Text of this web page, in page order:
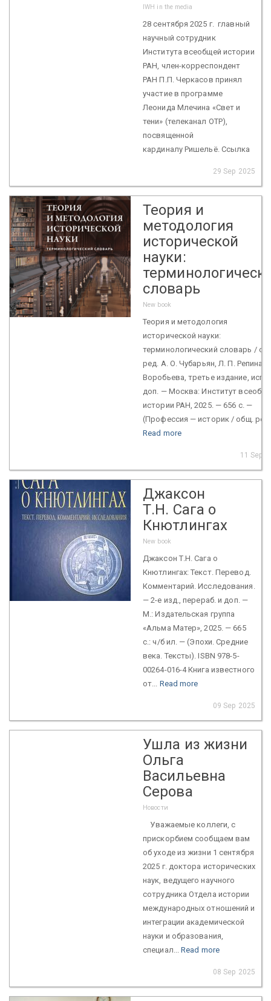
IWH in the media
28 сентября 2025 г. главный
научный сотрудник
Института всеобщей истории
РАН, член-корреспондент
РАН П.П. Черкасов принял
участие в программе
Леонида Млечина «Свет и
тени» (телеканал ОТР),
посвященной
кардиналу Ришельё. Ссылка
29 Sep 2025
Теория и
методология
исторической
науки:
словарь
New book
Теория и методология
исторической науки:
терминологический словарь /
ред. А. О. Чубарьян, Л. П. Репина,
Воробьева, третье издание,
доп. — Москва: Институт
истории РАН, 2025. — 656 с. —
(Профессия — историк / общ. ред.
Read more
11 Sep
Джаксон
Т.Н. Сага о
Кнютлингах
New book
Джаксон Т.Н. Сага о
Кнютлингах: Текст. Перевод.
Комментарий. Исследования.
— 2-е изд., перераб. и доп. —
М.: Издательская группа
«Альма Матер», 2025. — 665
с.: ч/б ил. — (Эпохи. Средние
века. Тексты). ISBN 978-5-
00264-016-4 Книга известного
от... Read more
09 Sep 2025
Ушла из жизни
Ольга
Васильевна
Серова
Новости
Уважаемые коллеги, с
прискорбием сообщаем вам
об уходе из жизни 1 сентября
2025 г. доктора исторических
наук, ведущего научного
сотрудника Отдела истории
международных отношений и
интеграции академической
науки и образования,
специал...Read more
08 Sep 2025